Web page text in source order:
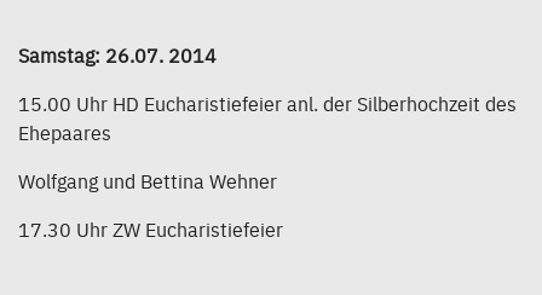
Samstag: 26.07. 2014
15.00 Uhr HD Eucharistiefeier anl. der Silberhochzeit des
Ehepaares
Wolfgang und Bettina Wehner
17.30 Uhr ZW Eucharistiefeier